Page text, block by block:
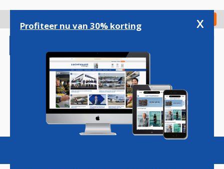
gaan
Check in
Magazine Podcasts Vacatures
Profiteer nu van 30% korting x